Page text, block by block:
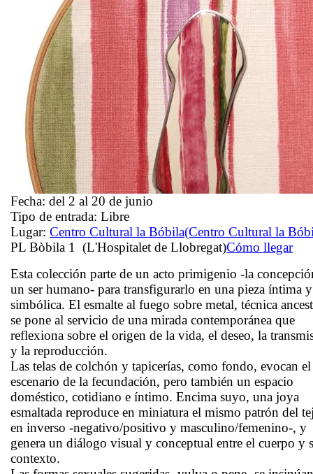
Fecha: del 2 al 20 de junio
Tipo de entrada: Libre
Lugar: Centro Cultural la Bóbila(Centro Cultural la
PL Bòbila 1 (L'Hospitalet de Llobregat)Cómo llegar
Esta colección parte de un acto primigenio -la
un ser humano- para transfigurarlo en una pieza íntima y
simbólica. El esmalte al fuego sobre metal, técnica
se pone al servicio de una mirada contemporánea que
reflexiona sobre el origen de la vida, el deseo, la
y la reproducción.
Las telas de colchón y tapicerías, como fondo, evocan el
escenario de la fecundación, pero también un espacio
doméstico, cotidiano e íntimo. Encima suyo, una joya
esmaltada reproduce en miniatura el mismo patrón del
en inverso -negativo/positivo y masculino/femenino-, y
genera un diálogo visual y conceptual entre el cuerpo y
contexto.